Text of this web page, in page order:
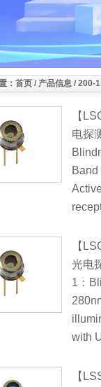
： 首页 / 产品信息 / 200-
【
电探
Band
【
光电
1：
with
【